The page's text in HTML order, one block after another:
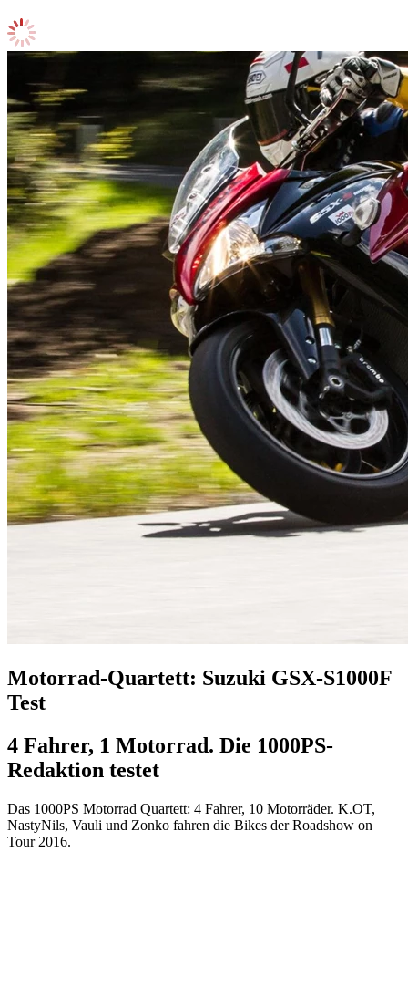
Motorrad-Quartett: Suzuki GSX-S1000F
Test
4 Fahrer, 1 Motorrad. Die 1000PS-
Redaktion testet
Das 1000PS Motorrad Quartett: 4 Fahrer, 10 Motorräder. K.OT,
NastyNils, Vauli und Zonko fahren die Bikes der Roadshow on
Tour 2016.